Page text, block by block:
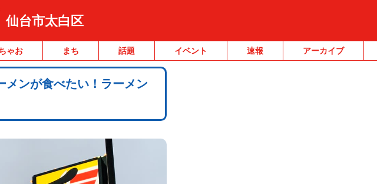
仙台市太白区
ゃお まち 話題 イベント 速報 アーカイブ
メンが食べたい！ラーメン